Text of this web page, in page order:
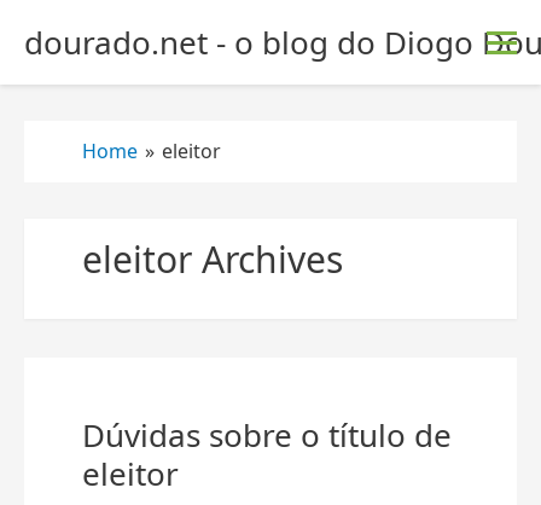
dourado.net - o blog do Diogo
Home » eleitor
eleitor Archives
Dúvidas sobre o título de
eleitor